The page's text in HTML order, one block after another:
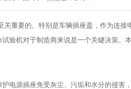
要的。特别是车辆插座盖，作为连接
验机对于制造商来说是一个关键决策。
源插座免受灰尘、污垢和水分的侵害